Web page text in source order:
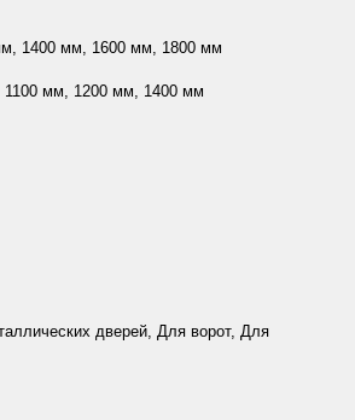
1400 мм, 1600 мм, 1800 мм
мм, 1200 мм, 1400 мм
дверей, Для ворот, Для